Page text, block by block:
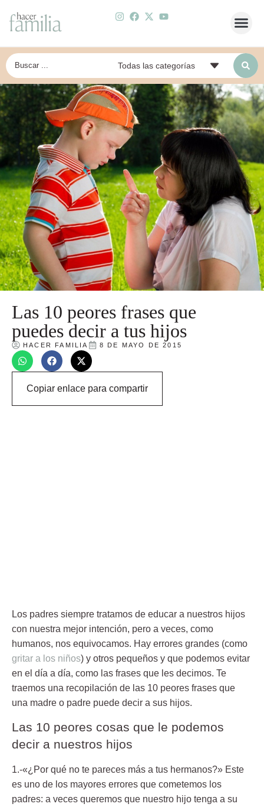
Las 10 peores frases que
puedes decir a tus hijos
HACER FAMILIA 8 DE MAYO DE 2015
Copiar enlace para compartir
Los padres siempre tratamos de educar a nuestros hijos
con nuestra mejor intención, pero a veces, como
humanos, nos equivocamos. Hay errores grandes (como
gritar a los niños) y otros pequeños y que podemos evitar
en el día a día, como las frases que les decimos. Te
traemos una recopilación de l as 10 peores frases que
una madre o padre puede decir a sus hijos.
Las 10 peores cosas que le podemos
decir a nuestros hijos
1.-«¿Por qué no te pareces más a tus hermanos?» Este
es uno de los mayores errores que cometemos los
padres: a veces queremos que nuestro hijo tenga a su